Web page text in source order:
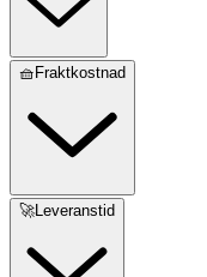
🧺Fraktkostnad
🚀Leveranstid